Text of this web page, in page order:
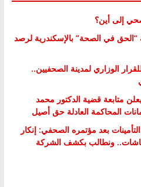
إلى أين؟
في الصحة” بالإسكندرية لرصد
الوزاري لمدينة الصحفيين..
متابعة قضية الدكتور محمد
المحاكمة العادلة حق أصيل
بعد مؤتمره الصحفي: إنكار
ونطالب بكشف الشركة